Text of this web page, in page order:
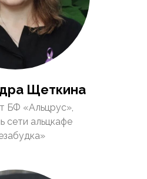
Щеткина
БФ «Альцрус»,
сети альцкафе